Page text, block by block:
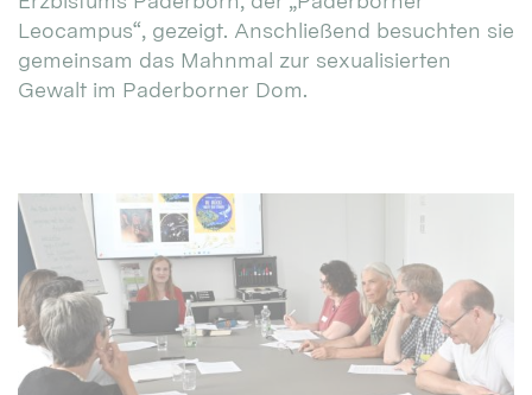
Leocampus“, gezeigt. Anschließend besuchten sie
gemeinsam das Mahnmal zur sexualisierten
Gewalt im Paderborner Dom.